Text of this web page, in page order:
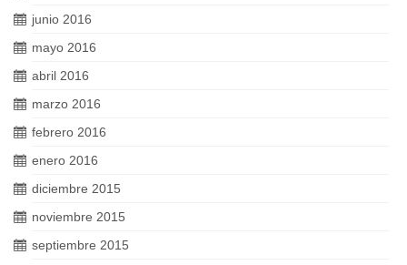
junio 2016
mayo 2016
abril 2016
marzo 2016
febrero 2016
enero 2016
diciembre 2015
noviembre 2015
septiembre 2015